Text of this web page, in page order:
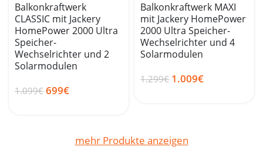
Balkonkraftwerk
CLASSIC mit Jackery
HomePower 2000 Ultra
Speicher-
Wechselrichter und 2
Solarmodulen
1.099€ 699€
Balkonkraftwerk MAXI
mit Jackery HomePower
2000 Ultra Speicher-
Wechselrichter und 4
Solarmodulen
1.299€ 1.009€
mehr Produkte anzeigen